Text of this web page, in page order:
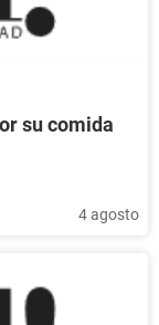
su comida
4 agosto